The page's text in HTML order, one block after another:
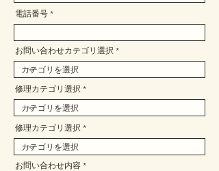
電話番号
お問い合わせカテゴリ選択
修理カテゴリ選択
修理カテゴリ選択
お問い合わせ内容